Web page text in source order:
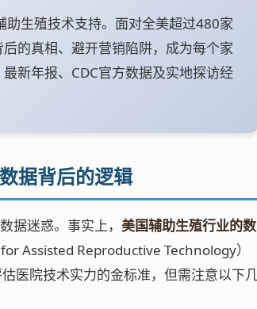
生殖技术支持。面对全美超过480家
的真相、避开营销陷阱，成为每个家
新年报、CDC官方数据及实地探访经
据背后的逻辑
据迷惑。事实上， 美国辅助生殖行业的数
Assisted Reproductive Technology）
医院技术实力的金标准，但需注意以下